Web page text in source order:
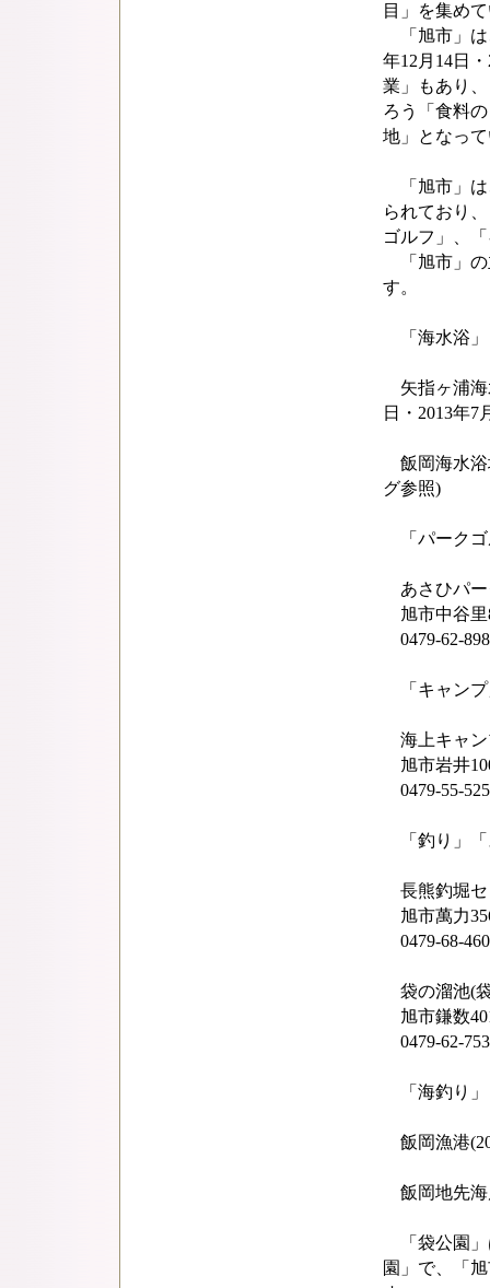
目」を集め
「旭市」は
年12月14日
業」もあり
ろう「食料
地」となっ
「旭市」は
られており
ゴルフ」、
「旭市」の
す。
「海水浴」
矢指ヶ浦海
日・2013年7
飯岡海水浴
グ参照)
「パークゴ
あさひパー
旭市中谷里
0479-62-
「キャンプ
海上キャン
旭市岩井
0479-55-
「釣り」「
長熊釣堀セ
旭市萬力
0479-68-
袋の溜池(
旭市鎌数
0479-62-
「海釣り」
飯岡漁港
飯岡地先海
「袋公園」
園」で、「